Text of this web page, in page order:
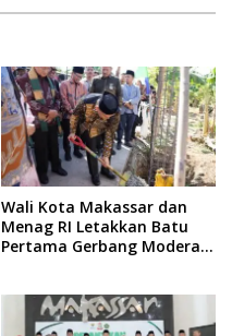
Wali Kota Makassar dan
Menag RI Letakkan Batu
Pertama Gerbang Moderasi